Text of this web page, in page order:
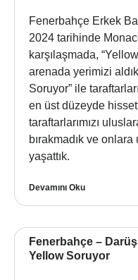
Fenerbahçe Erkek
2024 tarihinde
karşılaşmada,
arenada yerimizi
Soruyor” ile
en üst düzeyde
taraftarlarımızı
bırakmadık ve
yaşattık.
Devamını Oku
Fenerbahçe –
Yellow Soruyor